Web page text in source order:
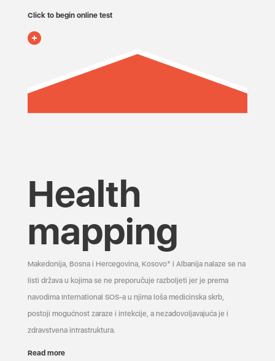
Click to begin online test
Health
mapping
Makedonija, Bosna i Hercegovina, Kosovo* i Albanija nalaze se na
listi država u kojima se ne preporučuje razboljeti jer je prema
navodima International SOS-a u njima loša medicinska skrb,
postoji mogućnost zaraze i infekcije, a nezadovoljavajuća je i
zdravstvena infrastruktura.
Read more